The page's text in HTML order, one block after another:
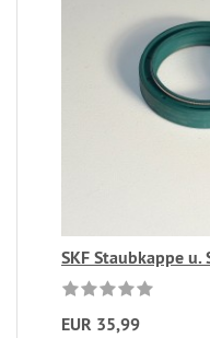
SKF Staubkappe
EUR 35,99